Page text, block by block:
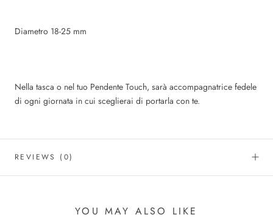
Diametro 18-25 mm
Nella tasca o nel tuo Pendente Touch, sarà accompagnatrice fedele
di ogni giornata in cui sceglierai di portarla con te.
REVIEWS (0)
YOU MAY ALSO LIKE